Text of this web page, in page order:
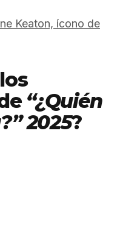
Keaton, ícono de
“¿Quién
2025?